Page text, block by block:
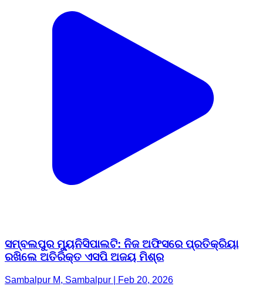
ସମ୍ବଲପୁର ମ୍ୟୁନିସିପାଲଟି: ନିଜ ଅଫିସରେ ପ୍ରତିକ୍ରିୟା
ରଖିଲେ ଅତିରିକ୍ତ ଏସପି ଅଜୟ ମିଶ୍ର
Sambalpur M, Sambalpur | Feb 20, 2026